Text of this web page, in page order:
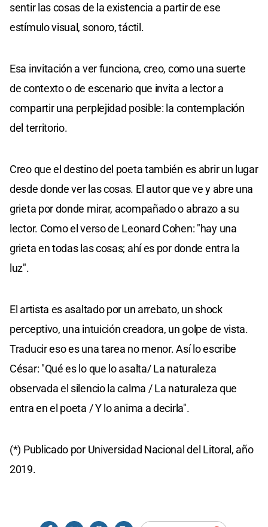
sentir las cosas de la existencia a partir de ese
estímulo visual, sonoro, táctil.
Esa invitación a ver funciona, creo, como una suerte
de contexto o de escenario que invita a lector a
compartir una perplejidad posible: la contemplación
del territorio.
Creo que el destino del poeta también es abrir un lugar
desde donde ver las cosas. El autor que ve y abre una
grieta por donde mirar, acompañado o abrazo a su
lector. Como el verso de Leonard Cohen: "hay una
grieta en todas las cosas; ahí es por donde entra la
luz".
El artista es asaltado por un arrebato, un shock
perceptivo, una intuición creadora, un golpe de vista.
Traducir eso es una tarea no menor. Así lo escribe
César: "Qué es lo que lo asalta/ La naturaleza
observada el silencio la calma / La naturaleza que
entra en el poeta / Y lo anima a decirla".
(*) Publicado por Universidad Nacional del Litoral, año
2019.